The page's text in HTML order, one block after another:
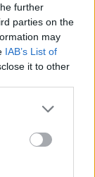
further
parties on the
may
IAB’s List of
it to other
perfil
perfil